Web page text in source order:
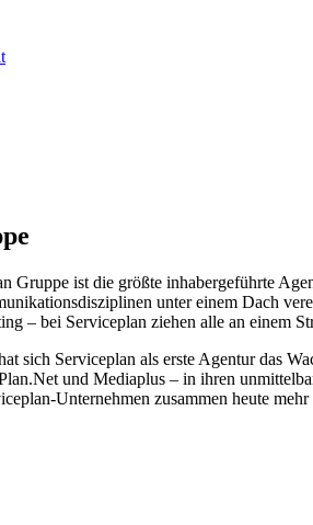
Gruppe ist die größte inhabergeführte
unter einem Dach
– bei Serviceplan ziehen alle an einem
sich Serviceplan als erste Agentur das
und Mediaplus – in ihren
Unternehmen zusammen heute